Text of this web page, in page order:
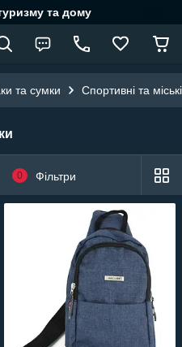
та дому
та сумки Спортивні та
0 Фільтри